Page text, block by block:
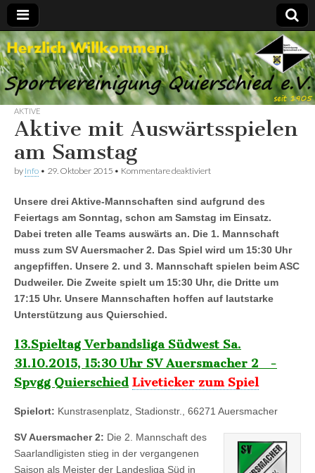
Spvgg.
Quierschied
Offizielle
Internetpräsenz
AKTIVE
Aktive mit Auswärtsspielen
am Samstag
by Info • 29. Oktober 2015 • Kommentare deaktiviertfür
Auswärtsspielen
am
Samstag
Unsere drei Aktive-Mannschaften sind aufgrund des
Feiertags am Sonntag, schon am Samstag im Einsatz.
Dabei treten alle Teams auswärts an. Die 1. Mannschaft
muss zum SV Auersmacher 2. Das Spiel wird um 15:30 Uhr
angepfiffen. Unsere 2. und 3. Mannschaft spielen beim ASC
Dudweiler. Die Zweite spielt um 15:30 Uhr, die Dritte um
17:15 Uhr. Unsere Mannschaften hoffen auf lautstarke
Unterstützung aus Quierschied.
13.Spieltag Verbandsliga Südwest Sa.
31.10.2015, 15:30 Uhr SV Auersmacher 2 -
Spvgg Quierschied Liveticker zum Spiel
Spielort: Kunstrasenplatz, Stadionstr., 66271 Auersmacher
SV Auersmacher 2: Die 2. Mannschaft des
Saarlandligisten stieg in der vergangenen
Saison als Meister der Landesliga Süd in